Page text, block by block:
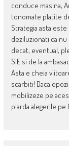
conduce masina,
tonomate platite
Strategia asta
deziluzionati ca
decat, eventual,
SIE si de la
Asta e cheia
scarbiti! Daca
mobilizeze pe
piarda alegerile